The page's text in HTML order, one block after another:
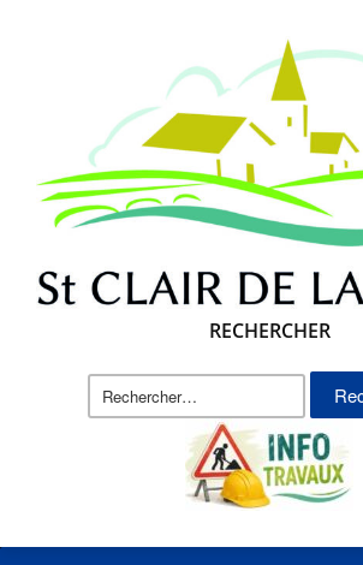
RECHERCHER
Rechercher :